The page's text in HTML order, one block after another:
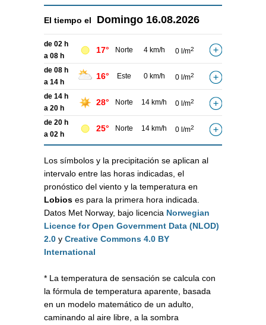
El tiempo el Domingo 16.08.2026
de 02 h
a 08 h
17° Norte 4 km/h 0 l/m2
de 08 h
a 14 h
16° Este 0 km/h 0 l/m2
de 14 h
a 20 h
28° Norte 14 km/h 0 l/m2
de 20 h
a 02 h
25° Norte 14 km/h 0 l/m2
Los símbolos y la precipitación se aplican al
intervalo entre las horas indicadas, el
pronóstico del viento y la temperatura en
Lobios es para la primera hora indicada.
Datos Met Norway, bajo licencia Norwegian
Licence for Open Government Data (NLOD)
2.0 y Creative Commons 4.0 BY
International
* La temperatura de sensación se calcula con
la fórmula de temperatura aparente, basada
en un modelo matemático de un adulto,
caminando al aire libre, a la sombra